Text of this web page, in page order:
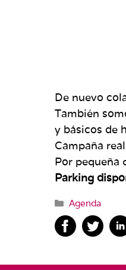
De nuevo
También
y básicos de
Campaña
Por pequeña
Parking
Categorías
Agenda